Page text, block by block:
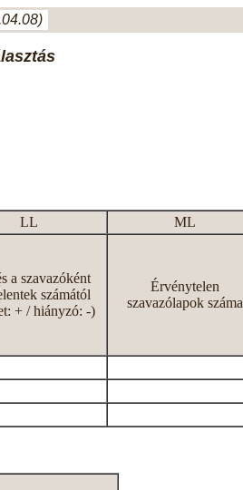
LL ML
a szavazóként
számától
+ / hiányzó: -)
Érvénytelen
szavazólapok száma